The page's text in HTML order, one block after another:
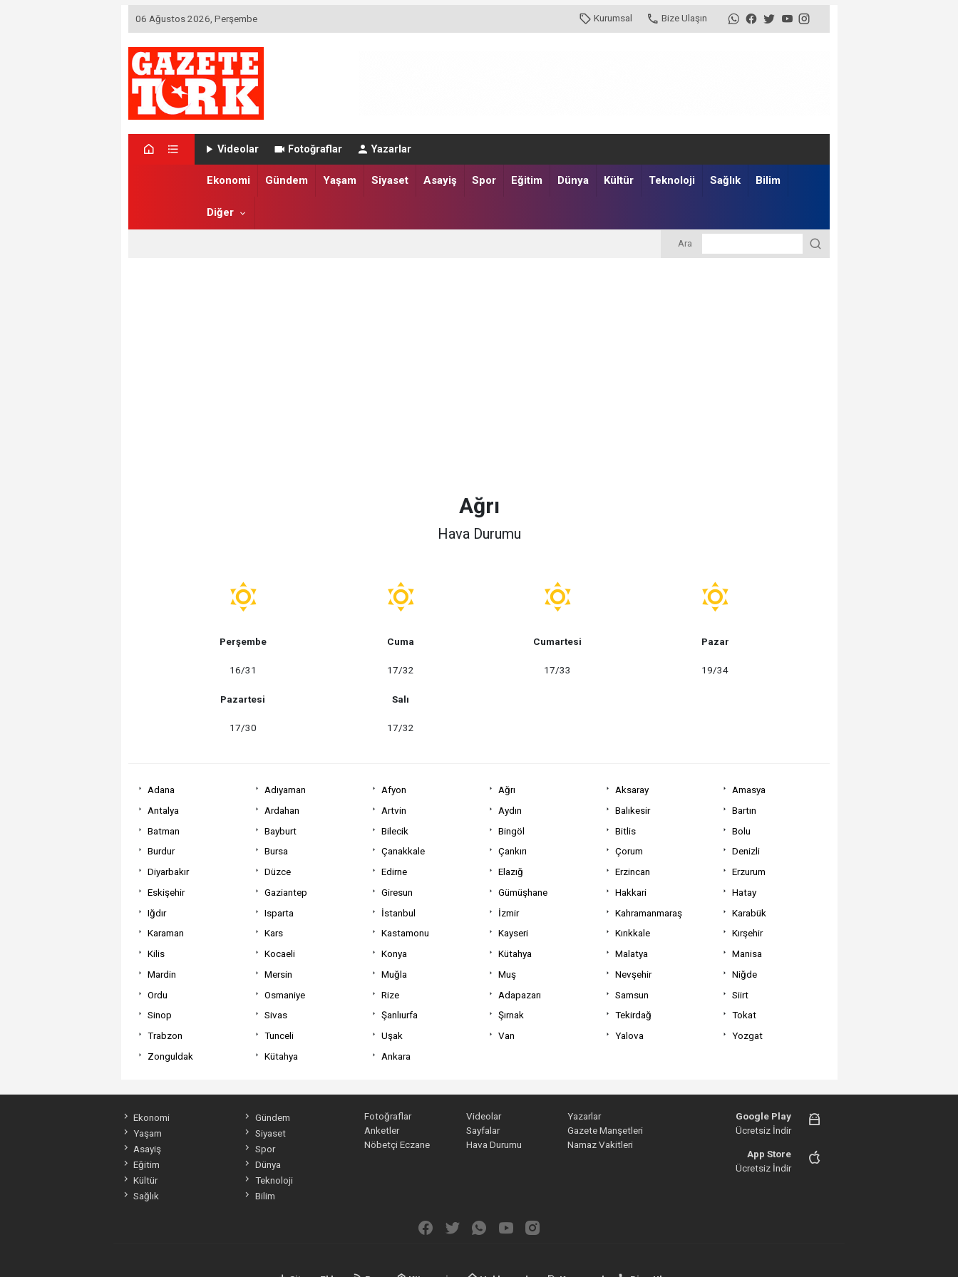
06 Ağustos 2026, Perşembe Kurumsal Bize Ulaşın
Videolar Fotoğraflar Yazarlar
Ekonomi Gündem Yaşam Siyaset Asayiş Spor Eğitim Dünya Kültür Teknoloji Sağlık Bilim
Diğer
Ara
Ağrı
Hava Durumu
Perşembe
16/31
Cuma
17/32
Cumartesi
17/33
Pazar
19/34
Pazartesi
17/30
Salı
17/32
Adana Adıyaman Afyon Ağrı Aksaray
Amasya
Antalya
Ardahan Artvin Aydın Balıkesir
Bartın
Batman
Bayburt Bilecik Bingöl Bitlis
Bolu
Burdur
Bursa Çanakkale Çankırı Çorum
Denizli
Diyarbakır
Düzce Edirne Elazığ Erzincan
Erzurum
Eskişehir
Gaziantep Giresun Gümüşhane Hakkari
Hatay
Iğdır
Isparta İstanbul İzmir Kahramanmaraş
Karabük
Karaman
Kars Kastamonu Kayseri Kırıkkale
Kırşehir
Kilis
Kocaeli Konya Kütahya Malatya
Manisa
Mardin
Mersin Muğla Muş Nevşehir
Niğde
Ordu
Osmaniye Rize Adapazarı Samsun
Siirt
Sinop
Sivas Şanlıurfa Şırnak Tekirdağ
Tokat
Trabzon
Tunceli Uşak Van Yalova
Yozgat
Zonguldak
Kütahya Ankara
Ekonomi
Gündem
Yaşam
Siyaset
Asayiş
Spor
Eğitim
Dünya
Kültür
Teknoloji
Sağlık
Bilim
Fotoğraflar Videolar
Yazarlar
Anketler
Sayfalar
Gazete Manşetleri
Nöbetçi Eczane
Hava Durumu Namaz Vakitleri
Google Play
Ücretsiz İndir
App Store
Ücretsiz İndir